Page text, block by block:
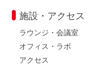
施設・アクセス
ラウンジ・会議室
オフィス・ラボ
アクセス